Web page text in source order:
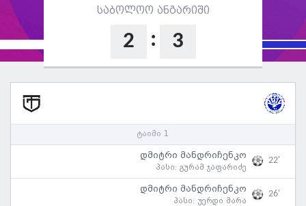
საბოლოო ანგარიში
2 : 3
ტაიმი 1
დმიტრი მანდრიჩენკო
პასი: გურამ ჯაფარიძე
22'
დმიტრი მანდრიჩენკო
პასი: უერდი მარა
26'